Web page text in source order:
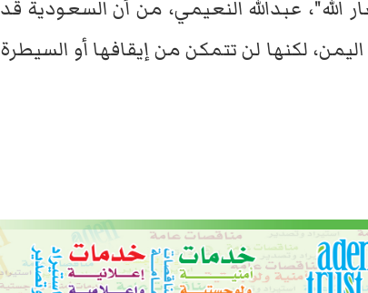
عبدالله النعيمي، من أن السعودية قد
لكنها لن تتمكن من إيقافها أو السيطرة